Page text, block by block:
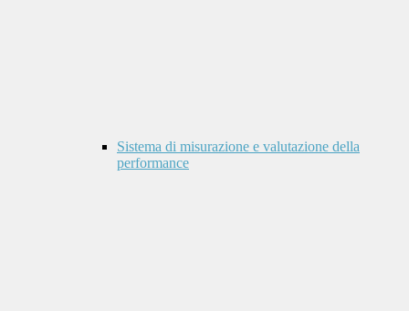
Sistema di misurazione e valutazione della
performance